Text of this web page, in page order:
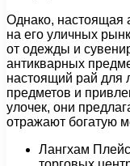
Однако, настоящая
на его уличных
от одежды и
антикварных
настоящий рай для
предметов и
улочек, они
отражают богатую
Лангхам